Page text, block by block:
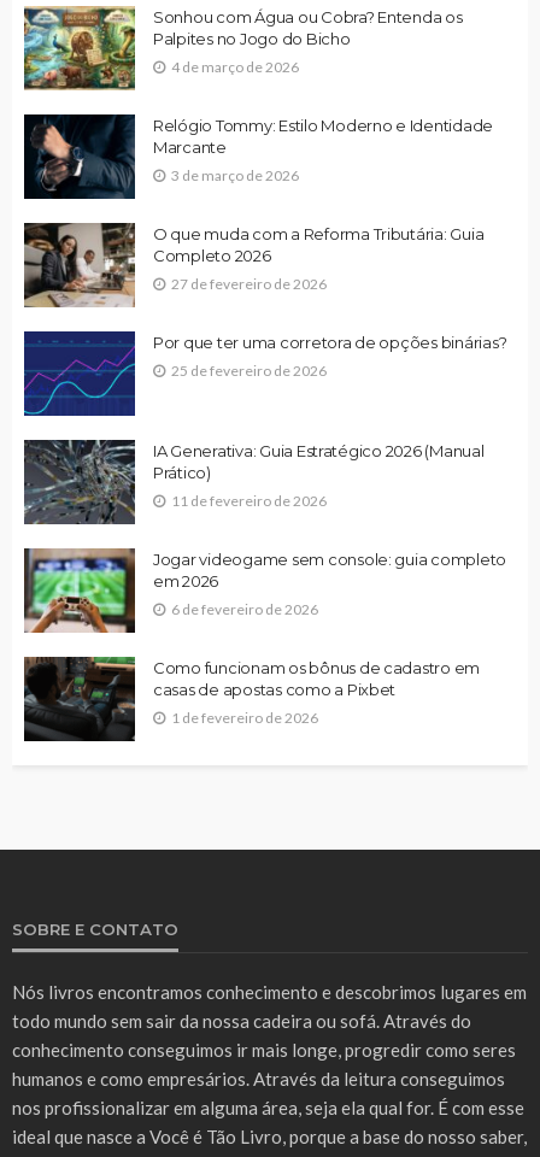
Sonhou com Água ou Cobra? Entenda os
Palpites no Jogo do Bicho
4 de março de 2026
Relógio Tommy: Estilo Moderno e Identidade
Marcante
3 de março de 2026
O que muda com a Reforma Tributária: Guia
Completo 2026
27 de fevereiro de 2026
Por que ter uma corretora de opções binárias?
25 de fevereiro de 2026
IA Generativa: Guia Estratégico 2026 (Manual
Prático)
11 de fevereiro de 2026
Jogar videogame sem console: guia completo
em 2026
6 de fevereiro de 2026
Como funcionam os bônus de cadastro em
casas de apostas como a Pixbet
1 de fevereiro de 2026
SOBRE E CONTATO
Nós livros encontramos conhecimento e descobrimos lugares em
todo mundo sem sair da nossa cadeira ou sofá. Através do
conhecimento conseguimos ir mais longe, progredir como seres
humanos e como empresários. Através da leitura conseguimos
nos profissionalizar em alguma área, seja ela qual for. É com esse
ideal que nasce a Você é Tão Livro, porque a base do nosso saber,